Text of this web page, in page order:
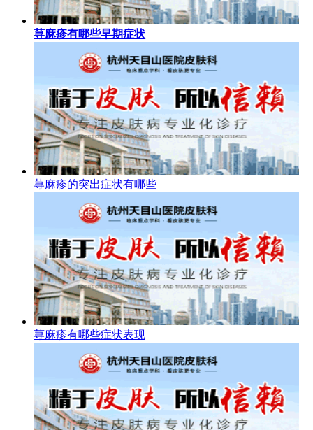
荨麻疹有哪些早期症状
荨麻疹的突出症状有哪些
荨麻疹有哪些症状表现